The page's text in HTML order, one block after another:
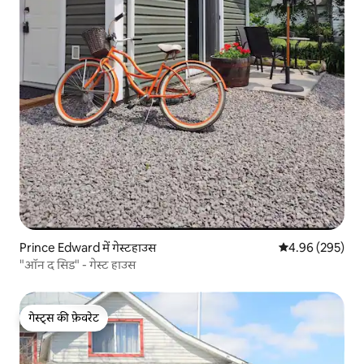
Prince Edward में गेस्टहाउस औसत रेटिंग 5 में से
4.96 (295)
"ऑन द सिड" - गेस्ट हाउस
गेस्ट्स की फ़ेवरेट
गेस्ट्स की फ़ेवरेट